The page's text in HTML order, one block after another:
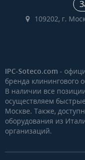
109202, г.
IPC-Soteco.com -
бренда клинингового
В наличии все
осуществляем
Москве. Также,
оборудования из
организаций.